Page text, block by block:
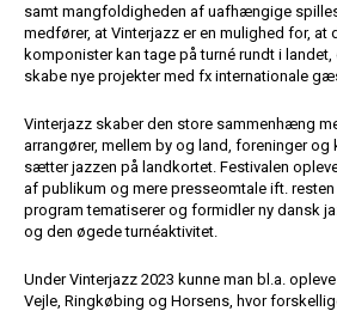
samt mangfoldigheden af uafhængige
medfører, at Vinterjazz er en mulighed for, at
komponister kan tage på turné rundt i
skabe nye projekter med fx internationale
Vinterjazz skaber den store sammenhæng
arrangører, mellem by og land, foreninger
sætter jazzen på landkortet. Festivalen
af publikum og mere presseomtale ift.
program tematiserer og formidler ny dansk
og den øgede turnéaktivitet.
Under Vinterjazz 2023 kunne man bl.a.
Vejle, Ringkøbing og Horsens, hvor